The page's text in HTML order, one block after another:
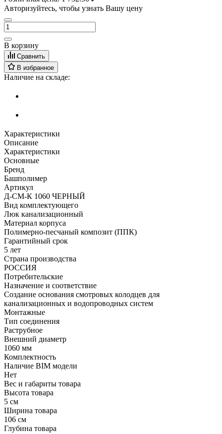
Авторизуйтесь, чтобы узнать Вашу цену
В корзину
Сравнить
В избранное
Наличие на складе:
Характеристики
Описание
Характеристики
Основные
Бренд
Башполимер
Артикул
Д-СМ-К 1060 ЧЕРНЫЙ
Вид комплектующего
Люк канализационный
Материал корпуса
Полимерно-песчаный композит (ППК)
Гарантийный срок
5 лет
Страна производства
РОССИЯ
Потребительские
Назначение и соответствие
Создание основания смотровых колодцев для
канализационных и водопроводных систем
Монтажные
Тип соединения
Раструбное
Внешний диаметр
1060 мм
Комплектность
Наличие BIM модели
Нет
Вес и габариты товара
Высота товара
5 см
Ширина товара
106 см
Глубина товара